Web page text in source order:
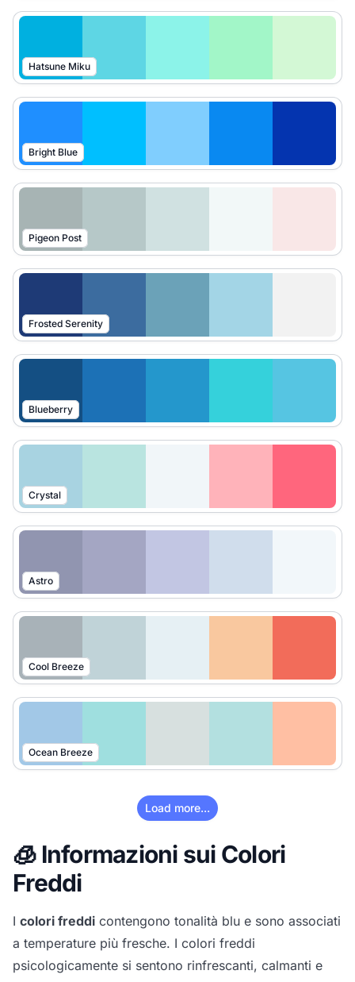
Hatsune Miku
Bright Blue
Pigeon Post
Frosted Serenity
Blueberry
Crystal
Astro
Cool Breeze
Ocean Breeze
Load more...
🧊 Informazioni sui Colori
Freddi
I colori freddi contengono tonalità blu e sono associati
a temperature più fresche. I colori freddi
psicologicamente si sentono rinfrescanti, calmanti e